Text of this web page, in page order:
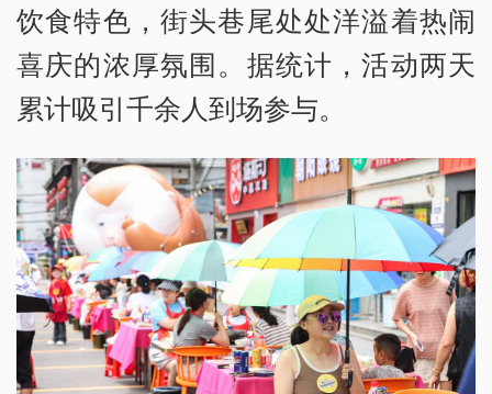
饮食特色，街头巷尾处处洋溢着热闹
喜庆的浓厚氛围。据统计，活动两天
累计吸引千余人到场参与。